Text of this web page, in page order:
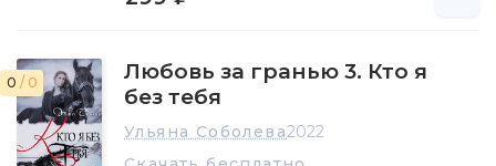
0 / 0
Любовь за гранью 3. Кто я
без тебя
Ульяна Соболева2022